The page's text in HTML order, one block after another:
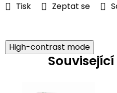
Tisk Zeptat se
High-contrast mode